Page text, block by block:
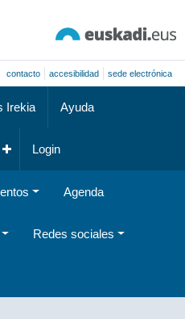
contacto accesibilidad sede electrónica
Irekia Ayuda
Login
Agenda
Redes sociales